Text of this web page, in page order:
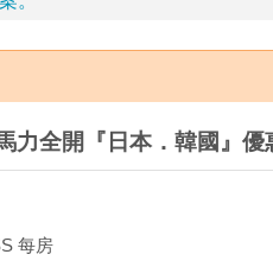
力全開『日本．韓國』優
每房